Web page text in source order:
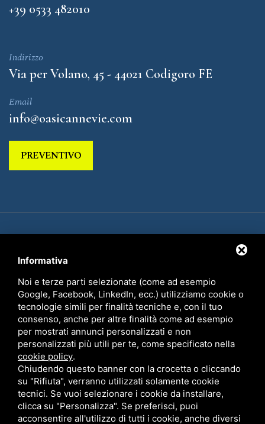
+39 0533 482010
Indirizzo
Via per Volano, 45 - 44021 Codigoro FE
Email
info@oasicannevie.com
PREVENTIVO
Privacy •Sitemap• Questo sito è protetto da Google reCAPTCHA v3,
Privacy
Fondo europeo agricolo per lo sviluppo rurale
Informativa
Noi e terze parti selezionate (come ad esempio
Google, Facebook, LinkedIn, ecc.) utilizziamo cookie o
tecnologie simili per finalità tecniche e, con il tuo
consenso, anche per altre finalità come ad esempio
per mostrati annunci personalizzati e non
personalizzati più utili per te, come specificato nella
cookie policy.
Chiudendo questo banner con la crocetta o cliccando
su "Rifiuta", verranno utilizzati solamente cookie
tecnici. Se vuoi selezionare i cookie da installare,
clicca su "Personalizza". Se preferisci, puoi
acconsentire all'utilizzo di tutti i cookie, anche diversi